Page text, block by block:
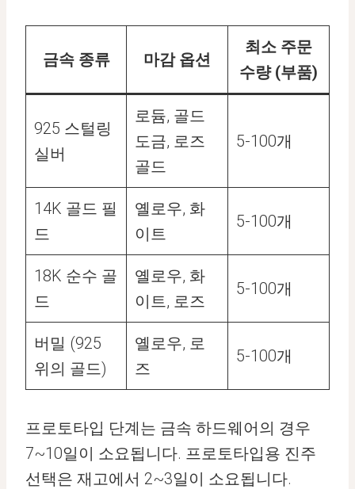
금속 종류 마감 옵션
최소 주문
수량 (부품)
925 스털링
실버
로듐, 골드
도금, 로즈
골드
5-100개
14K 골드 필
드
옐로우, 화
이트
5-100개
18K 순수 골
드
옐로우, 화
이트, 로즈
5-100개
버밀 (925
위의 골드)
옐로우, 로
즈
5-100개
프로토타입 단계는 금속 하드웨어의 경우
7~10일이 소요됩니다. 프로토타입용 진주
선택은 재고에서 2~3일이 소요됩니다.